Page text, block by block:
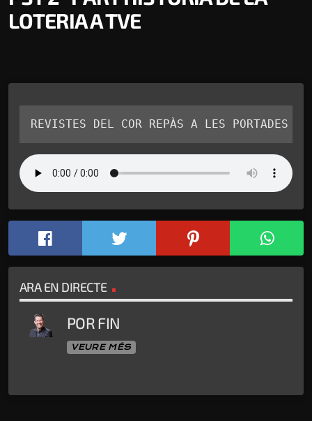
LOTERIA A TVE
REVISTES DEL COR REPÀS A LES PORTADES
ARA EN DIRECTE
POR FIN
VEURE MÉS